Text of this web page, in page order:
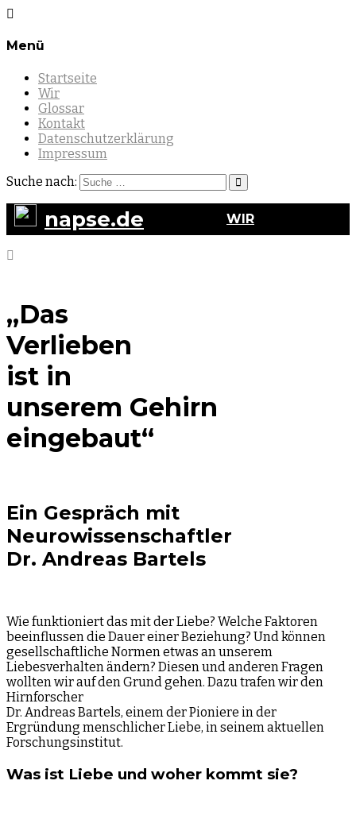
Menü
Startseite
Wir
Glossar
Kontakt
Datenschutzerklärung
Impressum
Suche nach:
napse.de WIR
„Das
Verlieben
ist in
unserem Gehirn
eingebaut“
Ein Gespräch mit
Neurowissenschaftler
Dr. Andreas Bartels
Wie funktioniert das mit der Liebe? Welche Faktoren
beeinflussen die Dauer einer Beziehung? Und können
gesellschaftliche Normen etwas an unserem
Liebesverhalten ändern? Diesen und anderen Fragen
wollten wir auf den Grund gehen. Dazu trafen wir den
Hirnforscher
Dr. Andreas Bartels, einem der Pioniere in der
Ergründung menschlicher Liebe, in seinem aktuellen
Forschungsinstitut.
Was ist Liebe und woher kommt sie?